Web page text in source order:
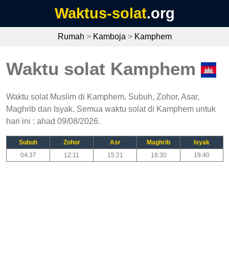
Waktus-solat.org
Rumah > Kamboja > Kamphem
Waktu solat Kamphem
Waktu solat Muslim di Kamphem, Subuh, Zohor, Asar,
Maghrib dan Isyak. Semua waktu solat di Kamphem untuk
hari ini : ahad 09/08/2026.
Subuh Zohor Asr Maghrib
Isyak
04:37
12:11 15:21 18:30 19:40